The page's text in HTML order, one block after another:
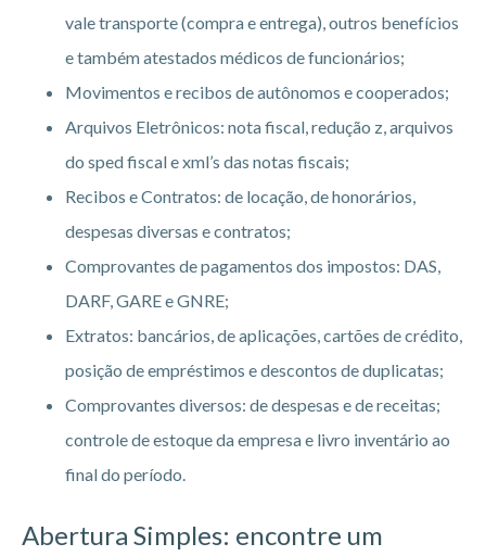
vale transporte (compra e entrega), outros benefícios
e também atestados médicos de funcionários;
Movimentos e recibos de autônomos e cooperados;
Arquivos Eletrônicos: nota fiscal, redução z, arquivos
do sped fiscal e xml’s das notas fiscais;
Recibos e Contratos: de locação, de honorários,
despesas diversas e contratos;
Comprovantes de pagamentos dos impostos: DAS,
DARF, GARE e GNRE;
Extratos: bancários, de aplicações, cartões de crédito,
posição de empréstimos e descontos de duplicatas;
Comprovantes diversos: de despesas e de receitas;
controle de estoque da empresa e livro inventário ao
final do período.
Abertura Simples: encontre um